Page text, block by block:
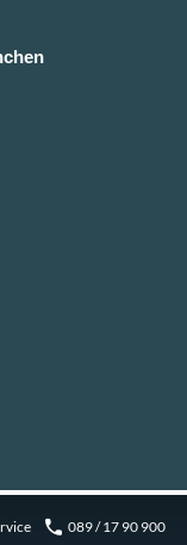
089 / 17 90 900